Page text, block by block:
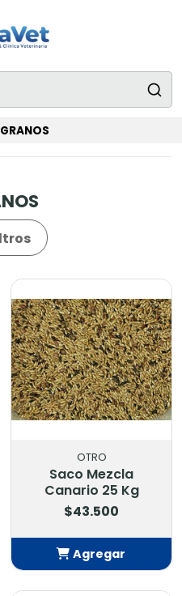
GRANOS
OTRO
Saco Mezcla
Canario 25 Kg
$43.500
Agregar
Añadido